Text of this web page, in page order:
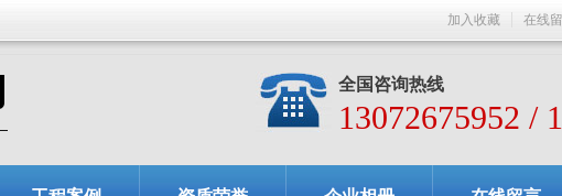
加入收藏 在线
全国咨询热线
13072675952 /